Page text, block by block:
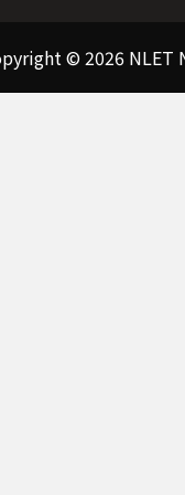
© 2026 NLET